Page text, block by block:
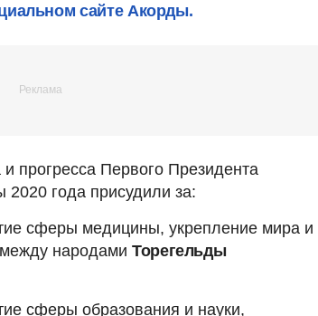
сайте Акорды.
прогресса Первого Президента
2020 года присудили за:
сферы медицины, укрепление мира и
народами Торегельды
сферы образования и науки,